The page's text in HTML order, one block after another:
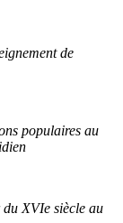
de
populaires au
XVIe siècle au